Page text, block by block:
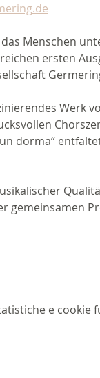
Menschen
ersten
Werk
dorma“
gemeinsamen
e cookie